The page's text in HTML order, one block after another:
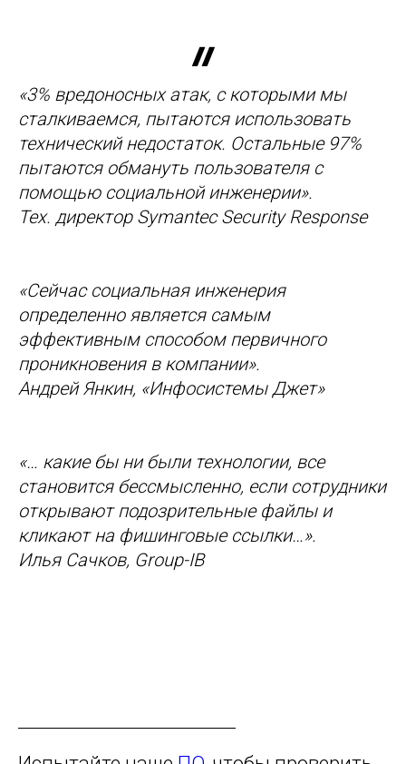
«3% вредоносных атак, с которыми мы
сталкиваемся, пытаются использовать
технический недостаток. Остальные 97%
пытаются обмануть пользователя с
помощью социальной инженерии».
Тех. директор Symantec Security Response
«Сейчас социальная инженерия
определенно является самым
эффективным способом первичного
проникновения в компании».
Андрей Янкин, «Инфосистемы Джет»
«… какие бы ни были технологии, все
становится бессмысленно, если сотрудники
открывают подозрительные файлы и
кликают на фишинговые ссылки…».
Илья Сачков, Group-IB